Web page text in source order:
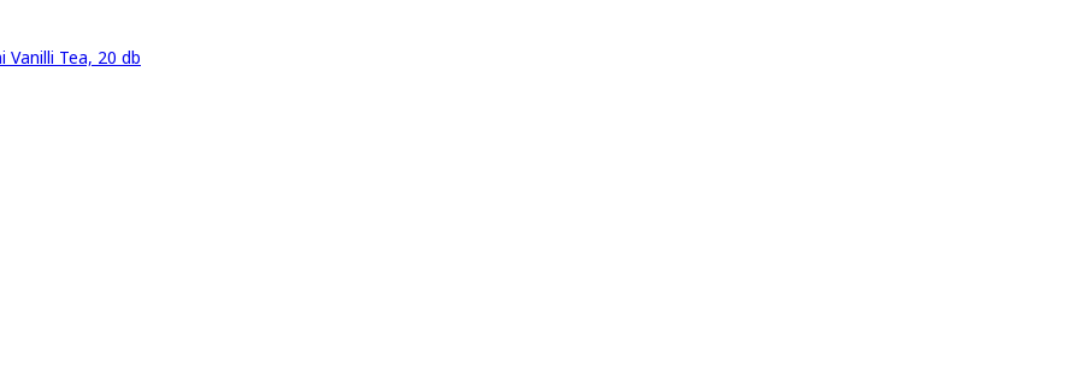
Vanilli Tea, 20 db